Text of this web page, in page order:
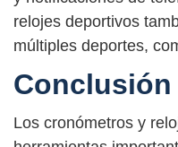
relojes deportivos
múltiples deportes,
Conclusión
Los cronómetros y